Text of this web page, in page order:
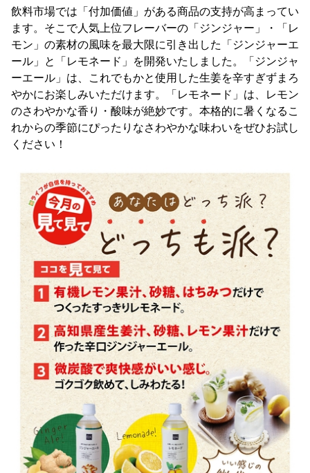
飲料市場では「付加価値」がある商品の支持が高まってい
ます。そこで人気上位フレーバーの「ジンジャー」・「レ
モン」の素材の風味を最大限に引き出した「ジンジャーエ
ール」と「レモネード」を開発いたしました。「ジンジャ
ーエール」は、これでもかと使用した生姜を辛すぎずまろ
やかにお楽しみいただけます。「レモネード」は、レモン
のさわやかな香り・酸味が絶妙です。本格的に暑くなるこ
れからの季節にぴったりなさわやかな味わいをぜひお試し
ください！